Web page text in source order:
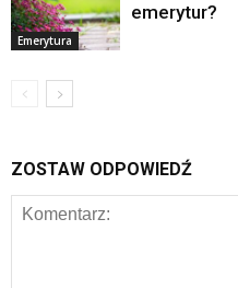
Emerytura
emerytur?
ZOSTAW ODPOWIEDŹ